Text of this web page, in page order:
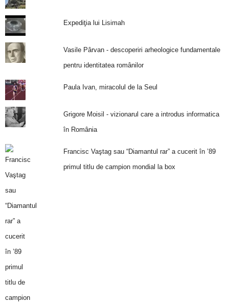
Expediţia lui Lisimah
Vasile Pârvan - descoperiri arheologice fundamentale
pentru identitatea românilor
Paula Ivan, miracolul de la Seul
Grigore Moisil - vizionarul care a introdus informatica
în România
Francisc Vaştag sau “Diamantul rar” a cucerit în ’89
primul titlu de campion mondial la box